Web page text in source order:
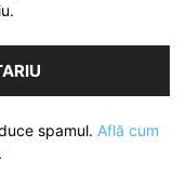
spamul. Află cum
.